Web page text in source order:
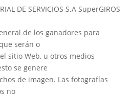
DE SERVICIOS S.A SuperGIROS
de los ganadores para
serán o
sitio Web, u otros medios
se genere
de imagen. Las fotografías
no